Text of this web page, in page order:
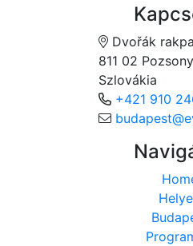
Dvořák
811 02 Pozsony
Szlovákia
+421 910